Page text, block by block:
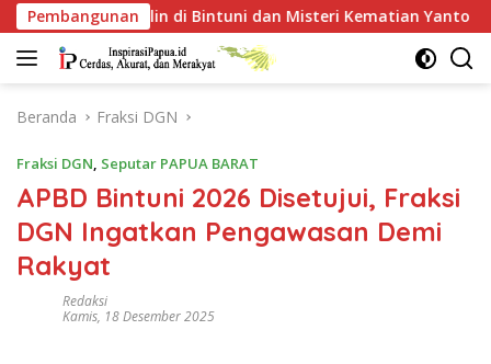
Langsung
ke
konten
Pembangunan
Lilin di Bintuni dan Misteri Kematian Yanto Idoorway
Beranda Fraksi DGN
Fraksi DGN, Seputar PAPUA BARAT
APBD Bintuni 2026 Disetujui, Fraksi
DGN Ingatkan Pengawasan Demi
Rakyat
Redaksi
Kamis, 18 Desember 2025